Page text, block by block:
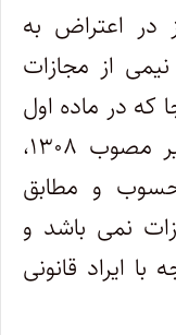
در اعتراض به
از مجازات
که در ماده اول
از قانون مجازات انتقال مال غیر مصوب ۱۳۰۸،
و مطابق
نمی باشد و
ایراد قانونی